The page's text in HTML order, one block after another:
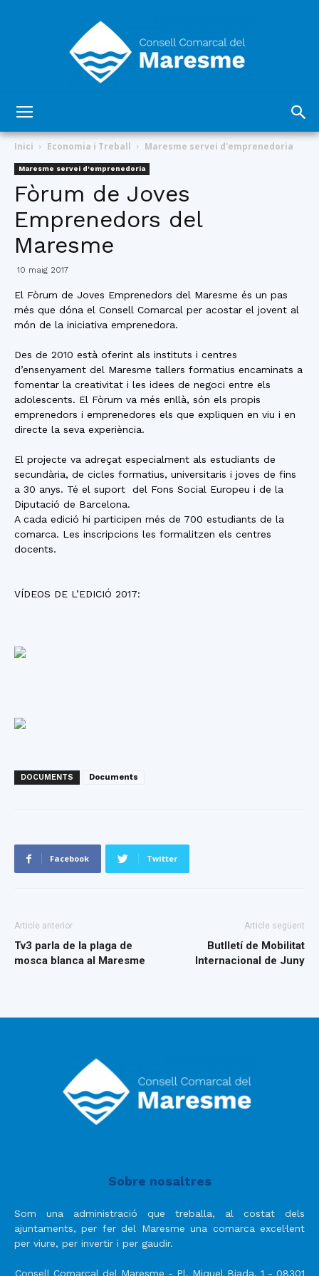
Comarcal
Maresme
Inici Economia i Treball Maresme servei d'emprenedoria
Maresme servei d'emprenedoria
Fòrum de Joves
Emprenedors del
Maresme
10 maig 2017
El Fòrum de Joves Emprenedors del Maresme és un pas
més que dóna el Consell Comarcal per acostar el jovent al
món de la iniciativa emprenedora.
Des de 2010 està oferint als instituts i centres
d’ensenyament del Maresme tallers formatius encaminats a
fomentar la creativitat i les idees de negoci entre els
adolescents. El Fòrum va més enllà, són els propis
emprenedors i emprenedores els que expliquen en viu i en
directe la seva experiència.
El projecte va adreçat especialment als estudiants de
secundària, de cicles formatius, universitaris i joves de fins
a 30 anys. Té el suport del Fons Social Europeu i de la
Diputació de Barcelona.
A cada edició hi participen més de 700 estudiants de la
comarca. Les inscripcions les formalitzen els centres
docents.
VÍDEOS DE L’EDICIÓ 2017:
DOCUMENTS Documents
Facebook Twitter
Article anterior
Tv3 parla de la plaga de
mosca blanca al Maresme
Article següent
Butlletí de Mobilitat
Internacional de Juny
Sobre nosaltres
Som una administració que treballa, al costat dels
ajuntaments, per fer del Maresme una comarca excel·lent
per viure, per invertir i per gaudir.
Consell Comarcal del Maresme - Pl. Miquel Biada, 1 - 08301